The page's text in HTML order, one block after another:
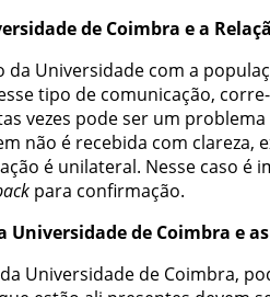
de Coimbra ea
da Universidade com a
tipo de comunicação,
vezes podeser um problema
não é recebida com clareza,
é unilateral. Nesse caso é
para confirmação.
Universidadede Coimbra eas
da Universidade de Coimbra,